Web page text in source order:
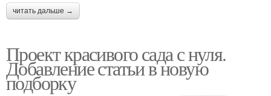
читать дальше →
Проект красивого сада с нуля.
Добавление статьи в новую
подборку